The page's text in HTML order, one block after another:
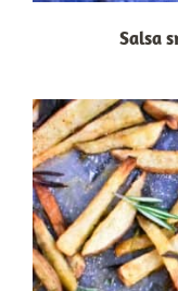
Salsa